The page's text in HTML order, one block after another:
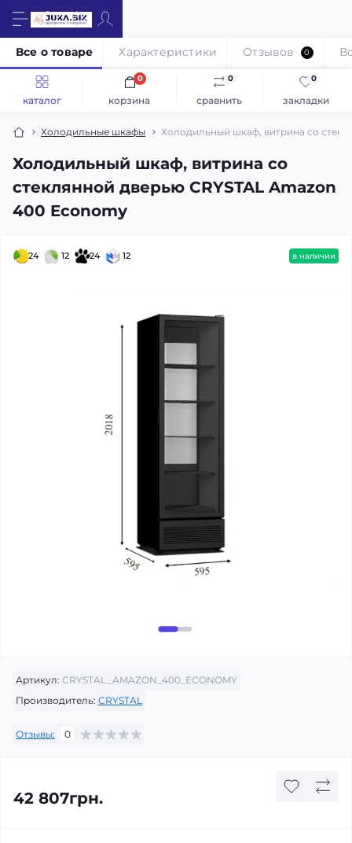
каталог сравнить
0
закладки
0
корзина
0
Холодильные шкафы Холодильный шкаф, витрина со
Холодильный шкаф, витрина со
стеклянной дверью CRYSTAL Amazon
400 Economy
Все о товаре Характеристики Отзывов 0
24 12 24 12 в наличии
Артикул: CRYSTAL_AMAZON_400_ECONOMY
Производитель: CRYSTAL
Отзывы: 0
42 807грн.